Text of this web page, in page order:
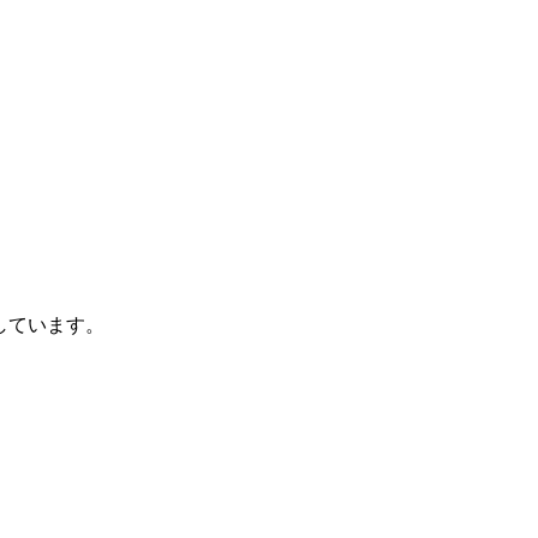
います。